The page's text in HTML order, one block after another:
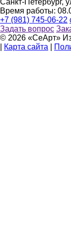
Время работы:
+7 (981) 745-06-22
Задать вопрос
© 2026 «СеАрт»
Карта сайта